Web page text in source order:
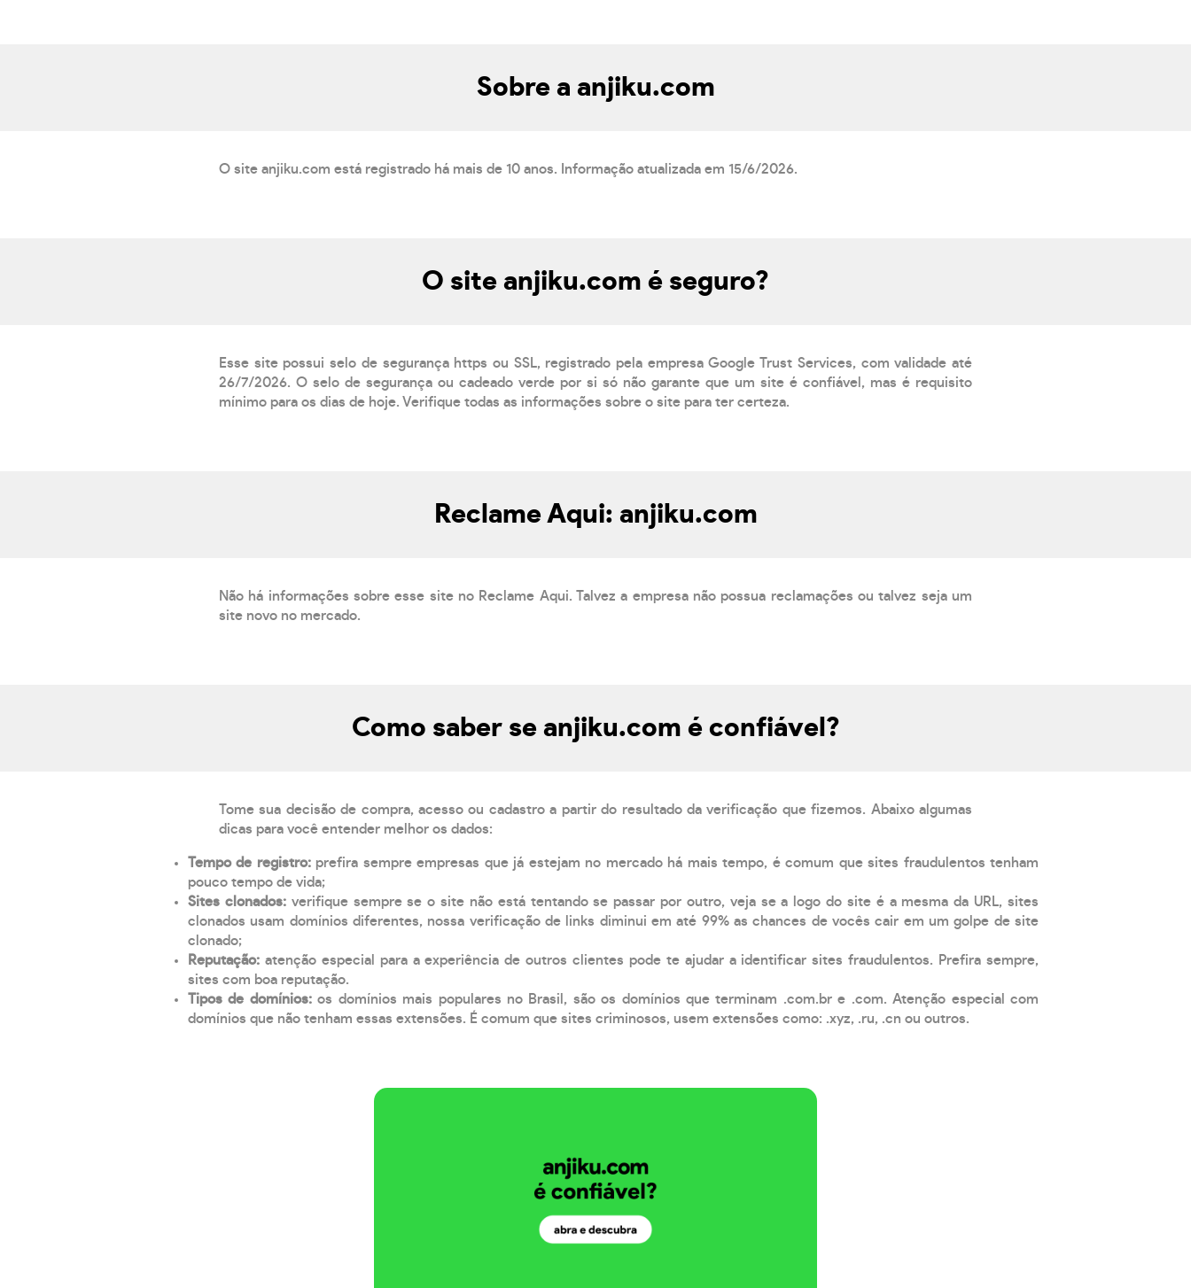
Sobre a anjiku.com
O site anjiku.com está registrado há mais de 10 anos. Informação atualizada em 15/6/2026.
O site anjiku.com é seguro?
Esse site possui selo de segurança https ou SSL, registrado pela empresa Google Trust Services, com validade até
26/7/2026. O selo de segurança ou cadeado verde por si só não garante que um site é confiável, mas é requisito
mínimo para os dias de hoje. Verifique todas as informações sobre o site para ter certeza.
Reclame Aqui: anjiku.com
Não há informações sobre esse site no Reclame Aqui. Talvez a empresa não possua reclamações ou talvez seja um
site novo no mercado.
Como saber se anjiku.com é confiável?
Tome sua decisão de compra, acesso ou cadastro a partir do resultado da verificação que fizemos. Abaixo algumas
dicas para você entender melhor os dados:
Tempo de registro: prefira sempre empresas que já estejam no mercado há mais tempo, é comum que sites fraudulentos tenham
pouco tempo de vida;
Sites clonados: verifique sempre se o site não está tentando se passar por outro, veja se a logo do site é a mesma da URL, sites
clonados usam domínios diferentes, nossa verificação de links diminui em até 99% as chances de vocês cair em um golpe de site
clonado;
Reputação: atenção especial para a experiência de outros clientes pode te ajudar a identificar sites fraudulentos. Prefira sempre,
sites com boa reputação.
Tipos de domínios:os domínios mais populares no Brasil, são os domínios que terminam .com.br e .com. Atenção especial com
domínios que não tenham essas extensões. É comum que sites criminosos, usem extensões como: .xyz, .ru, .cn ou outros.